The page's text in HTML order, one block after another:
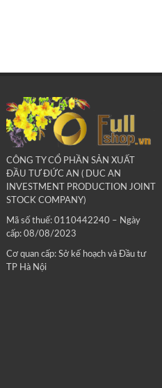
CÔNG TY CỔ PHẦN SẢN XUẤT
ĐẦU TƯ ĐỨC AN ( DUC AN
INVESTMENT PRODUCTION JOINT
STOCK COMPANY)
Mã số thuế: 0110442240 – Ngày
cấp: 08/08/2023
Cơ quan cấp: Sở kế hoạch và Đầu tư
TP Hà Nội